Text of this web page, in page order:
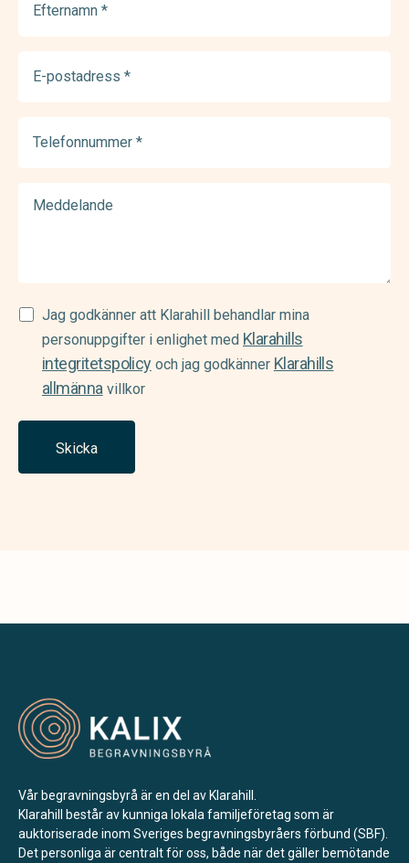
(Required)
postadress
(Required)
Samtycke
(Required)
Jag godkänner att Klarahill behandlar mina
personuppgifter i enlighet med Klarahills
integritetspolicyoch jag godkänner Klarahills
allmännavillkor
Skicka
Vår begravningsbyrå är en del av Klarahill.
Klarahill består av kunniga lokala familjeföretag som är
auktoriserade inom Sveriges begravningsbyråers förbund (SBF).
Det personliga är centralt för oss, både när det gäller bemötande